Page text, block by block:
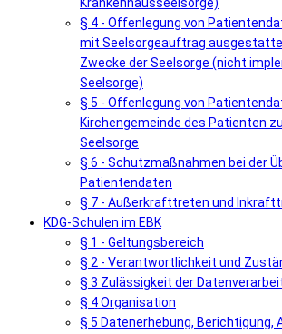
§ 4 - Offenlegung von
mit Seelsorgeauftrag
Zwecke der Seelsorge (nicht
Seelsorge)
§ 5 - Offenlegung von
Kirchengemeinde des Patienten
Seelsorge
§ 6 - Schutzmaßnahmen bei der
Patientendaten
§ 7 - Außerkrafttreten und
KDG-Schulen im EBK
§ 1 - Geltungsbereich
§ 2 - Verantwortlichkeit und
§ 3 Zulässigkeit der
§ 4 Organisation
§ 5 Datenerhebung, Berichtigung,